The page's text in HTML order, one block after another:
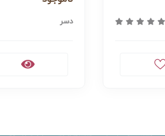
دسر